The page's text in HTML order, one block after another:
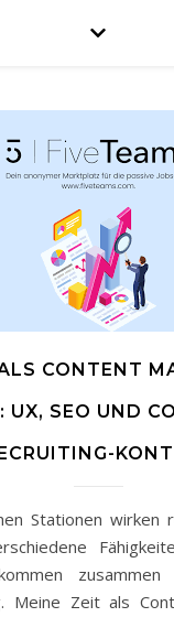
CONTENT
UX, SEO UND
Meine Zeit als